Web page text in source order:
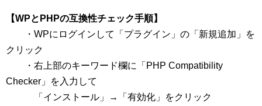
【WPとPHPの互換性チェック手順】
・WPにログインして「プラグイン」の「新規追加」を
クリック
・右上部のキーワード欄に「PHP Compatibility
Checker」を入力して
「インストール」→「有効化」をクリック